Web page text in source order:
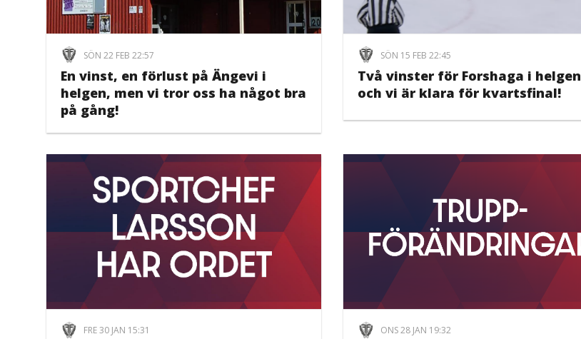
SÖN 22 FEB 22:57
En vinst, en förlust på Ängevi i
helgen, men vi tror oss ha något bra
på gång!
SÖN 15 FEB 22:45
Två vinster för Forshaga i helgen
och vi är klara för kvartsfinal!
FRE 30 JAN 15:31 ONS 28 JAN 19:32